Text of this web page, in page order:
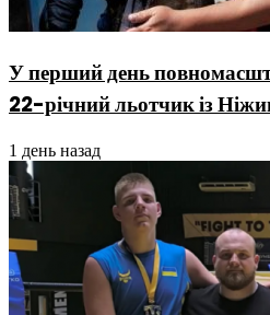
У перший день
22-річний льотчик із
1 день назад